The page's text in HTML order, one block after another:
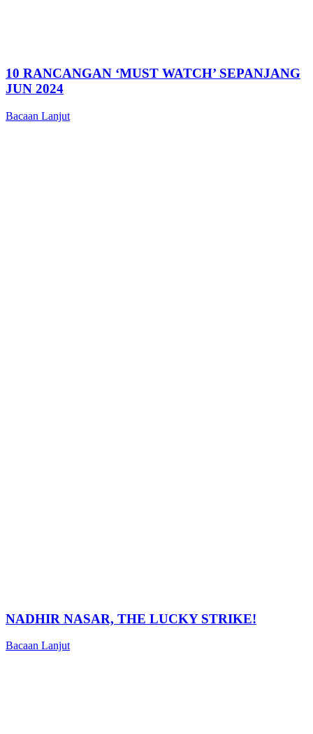
10 RANCANGAN ‘MUST WATCH’ SEPANJANG
JUN 2024
Bacaan Lanjut
NADHIR NASAR, THE LUCKY STRIKE!
Bacaan Lanjut